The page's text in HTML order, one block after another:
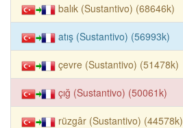
balık (Sustantivo) (68646k)
atış (Sustantivo) (56993k)
çevre (Sustantivo) (51478k)
çığ (Sustantivo) (50061k)
rüzgâr (Sustantivo) (44578k)